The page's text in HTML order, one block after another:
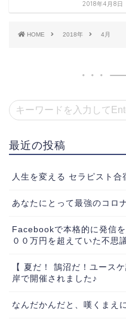
2018年4月8日
HOME 2018年 4月
最近の投稿
人生を変える セラピスト合
あなたにとって最強のコロ
Facebookで本格的に発信
００万円を超えていた不思
【 夏だ！ 鵠沼だ！ユース
岸で開催されました♪
なんだかんだと、嘆くまえ